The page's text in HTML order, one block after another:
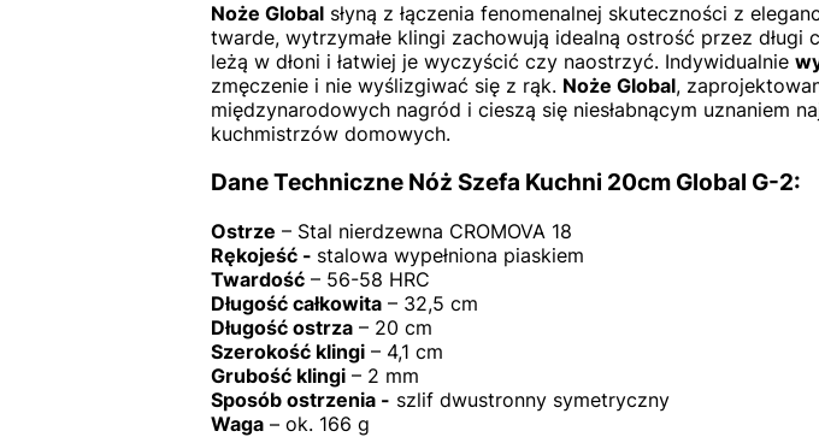
Noże Globalsłyną z łączenia fenomenalnej skuteczności z
twarde, wytrzymałe klingi zachowują idealną ostrość przez długi
leżą w dłoni i łatwiej je wyczyścić czy naostrzyć. Indywidualnie
zmęczenie i nie wyślizgiwać się z rąk. Noże Global,
międzynarodowych nagród i cieszą się niesłabnącym uznaniem
kuchmistrzów domowych.
Dane Techniczne Nóż Szefa Kuchni 20cm Global G-2:
Ostrze – Stal nierdzewna CROMOVA 18
Rękojeść - stalowa wypełniona piaskiem
Twardość– 56-58 HRC
Długość całkowita– 32,5 cm
Długość ostrza– 20 cm
Szerokość klingi– 4,1 cm
Grubość klingi– 2 mm
Sposób ostrzenia - szlif dwustronny symetryczny
Waga– ok. 166 g